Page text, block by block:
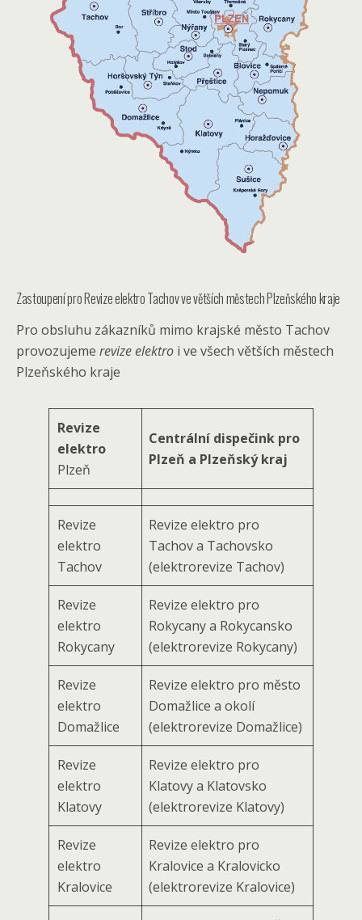
Zastoupení pro Revize elektro Tachov ve větších městech Plzeňského kraje
Pro obsluhu zákazníků mimo krajské město Tachov
provozujeme revize elektro i ve všech větších městech
Plzeňského kraje
Revize
elektro
Plzeň
Centrální dispečink pro
Plzeň a Plzeňský kraj
Revize
elektro
Tachov
Revize elektro pro
Tachov a Tachovsko
(elektrorevize Tachov)
Revize
elektro
Rokycany
Revize elektro pro
Rokycany a Rokycansko
(elektrorevize Rokycany)
Revize
elektro
Domažlice
Revize elektro pro město
Domažlice a okolí
(elektrorevize Domažlice)
Revize
elektro
Klatovy
Revize elektro pro
Klatovy a Klatovsko
(elektrorevize Klatovy)
Revize
elektro
Kralovice
Revize elektro pro
Kralovice a Kralovicko
(elektrorevize Kralovice)